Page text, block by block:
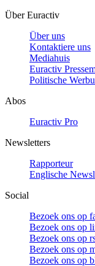
Über Euractiv
Über uns
Kontaktiere uns
Mediahuis
Euractiv
Politische
Abos
Euractiv Pro
Newsletters
Rapporteur
Englische
Social
Bezoek ons op
Bezoek ons op
Bezoek ons op
Bezoek ons op
Bezoek ons op